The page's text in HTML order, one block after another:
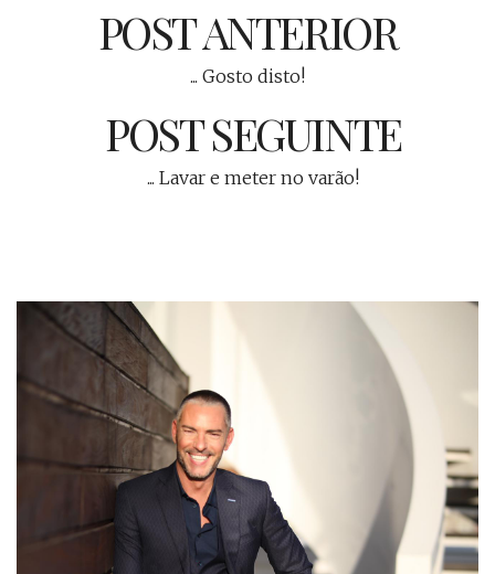
POST ANTERIOR
... Gosto disto!
POST SEGUINTE
... Lavar e meter no varão!